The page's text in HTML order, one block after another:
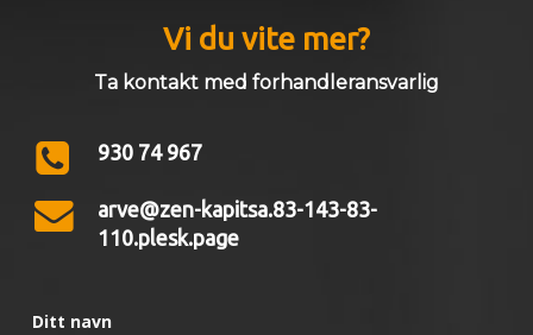
Vi du vite mer?
Ta kontakt med forhandleransvarlig
930 74 967
arve@zen-kapitsa.83-143-83-
110.plesk.page
Ditt navn